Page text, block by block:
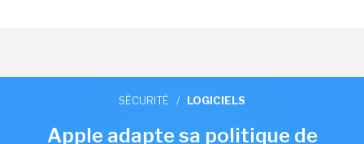
SÉCURITÉ / LOGICIELS
Apple adapte sa politique de